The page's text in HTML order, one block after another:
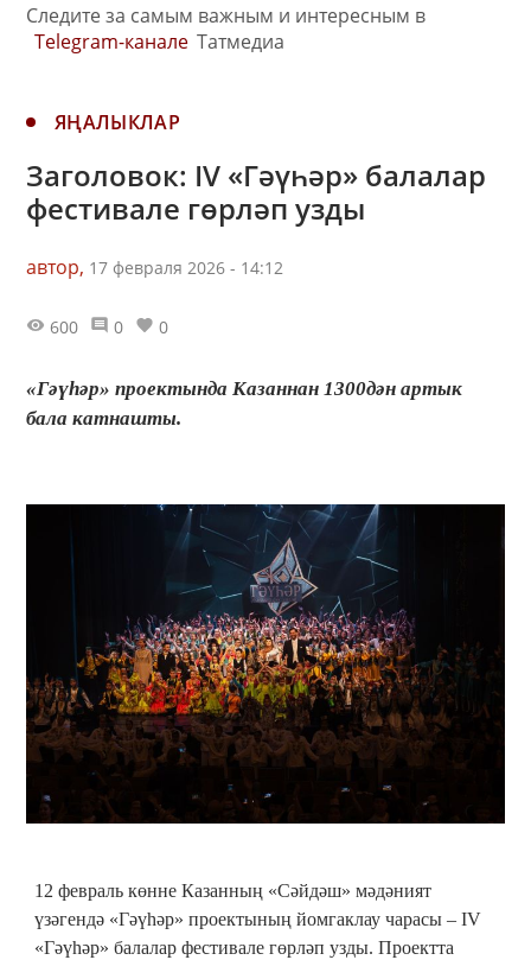
Следите за самым важным и интересным в
Telegram-канале Татмедиа
ЯҢАЛЫКЛАР
Заголовок: IV «Гәүһәр» балалар
фестивале гөрләп узды
автор, 17 февраля 2026 - 14:12
600 0 0
«Гәүһәр» проектында Казаннан 1300дән артык
бала катнашты.
12 февраль көнне Казанның «Сәйдәш» мәдәният
үзәгендә «Гәүһәр» проектының йомгаклау чарасы – IV
«Гәүһәр» балалар фестивале гөрләп узды. Проектта